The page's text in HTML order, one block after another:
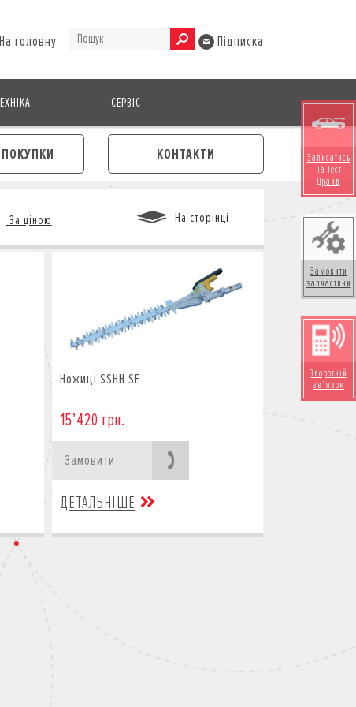
На головну Підписка
СЕРВІС
КОНТАКТИ
Записатись
на Тест
Драйв
Замовити
запчастини
Зворотній
зв'язок
За ціною На сторінці
Ножиці SSHH SE
15’420 грн.
Замовити
ДЕТАЛЬНІШЕ